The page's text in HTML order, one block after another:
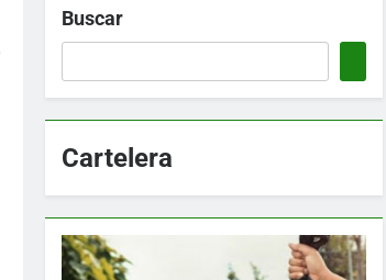
Buscar
Cartelera